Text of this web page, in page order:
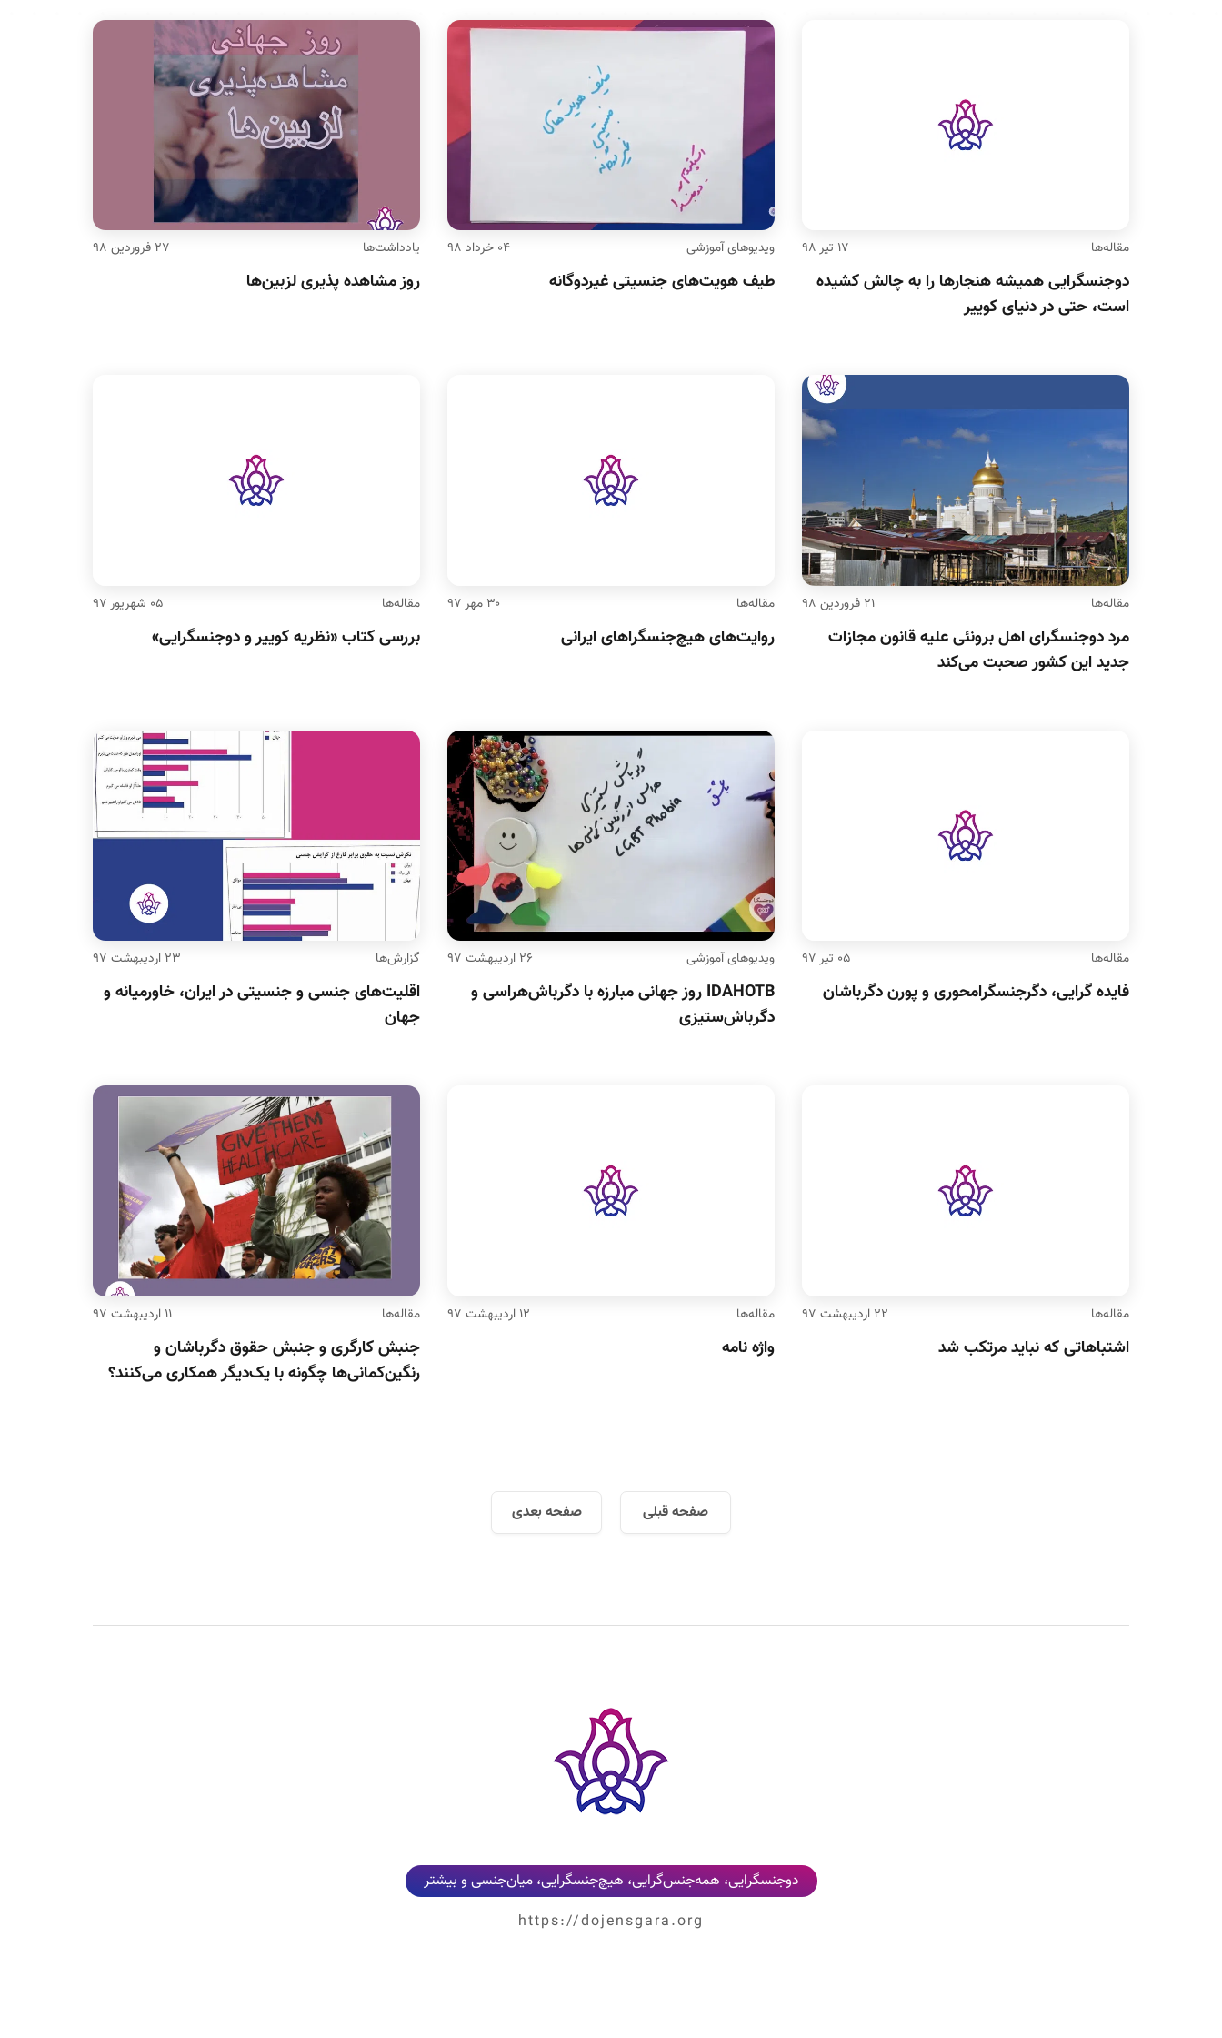
مقاله‌ها ۱۷ تیر ۹۸
دوجنسگرایی همیشه هنجارها را به چالش کشیده
است، حتی در دنیای کوییر
ویدیوهای آموزشی ۰۴ خرداد ۹۸
طیف هویت‌های جنسیتی غیردوگانه
یادداشت‌ها ۲۷ فروردین ۹۸
روز مشاهده‌ پذیری لزبین‌ها
مقاله‌ها ۲۱ فروردین ۹۸
مرد دوجنسگرای اهل برونئی علیه قانون مجازات
جدید این کشور صحبت می‌کند
مقاله‌ها ۳۰ مهر ۹۷
روایت‌‌های هیچ‌جنسگراهای ایرانی
مقاله‌ها ۰۵ شهریور ۹۷
بررسی کتاب «نظریه کوییر و دوجنسگرایی»
مقاله‌ها ۰۵ تیر ۹۷
فایده گرایی، دگرجنسگرامحوری و پورن دگرباشان
ویدیوهای آموزشی ۲۶ اردیبهشت ۹۷
IDAHOTB روز جهانی مبارزه با دگرباش‌هراسی و
دگرباش‌ستیزی
گزارش‌ها ۲۳ اردیبهشت ۹۷
اقلیت‌های جنسی و جنسیتی در ایران، خاورمیانه و
جهان
مقاله‌ها ۲۲ اردیبهشت ۹۷
اشتباهاتی که نباید مرتکب‌ شد
مقاله‌ها ۱۲ اردیبهشت ۹۷
واژه نامه
مقاله‌ها ۱۱ اردیبهشت ۹۷
جنبش کارگری و جنبش حقوق دگرباشان و
رنگین‌کمانی‌ها چگونه با یک‌دیگر همکاری می‌کنند؟
صفحه قبلی صفحه بعدی
دوجنسگرایی، همه‌جنس‌گرایی، هیچ‌جنسگرایی، میان‌جنسی و بیشتر
https://dojensgara.org